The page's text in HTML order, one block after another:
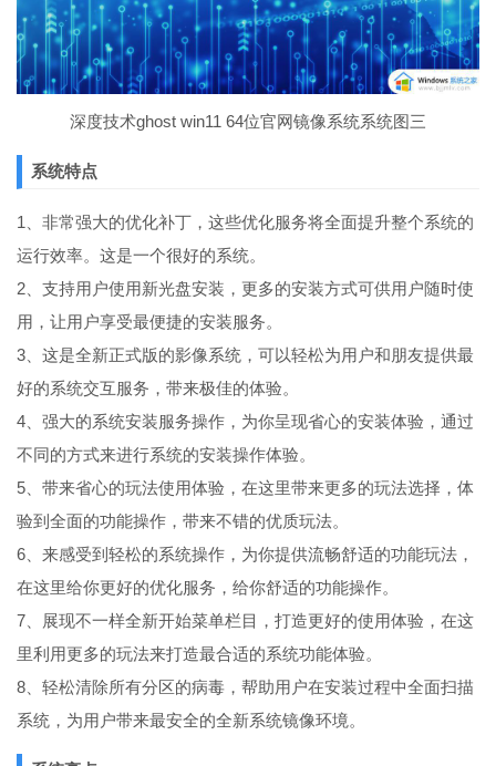
深度技术ghost win11 64位官网镜像系统系统图三
系统特点
1、非常强大的优化补丁，这些优化服务将全面提升整个系统的
运行效率。这是一个很好的系统。
2、支持用户使用新光盘安装，更多的安装方式可供用户随时使
用，让用户享受最便捷的安装服务。
3、这是全新正式版的影像系统，可以轻松为用户和朋友提供最
好的系统交互服务，带来极佳的体验。
4、强大的系统安装服务操作，为你呈现省心的安装体验，通过
不同的方式来进行系统的安装操作体验。
5、带来省心的玩法使用体验，在这里带来更多的玩法选择，体
验到全面的功能操作，带来不错的优质玩法。
6、来感受到轻松的系统操作，为你提供流畅舒适的功能玩法，
在这里给你更好的优化服务，给你舒适的功能操作。
7、展现不一样全新开始菜单栏目，打造更好的使用体验，在这
里利用更多的玩法来打造最合适的系统功能体验。
8、轻松清除所有分区的病毒，帮助用户在安装过程中全面扫描
系统，为用户带来最安全的全新系统镜像环境。